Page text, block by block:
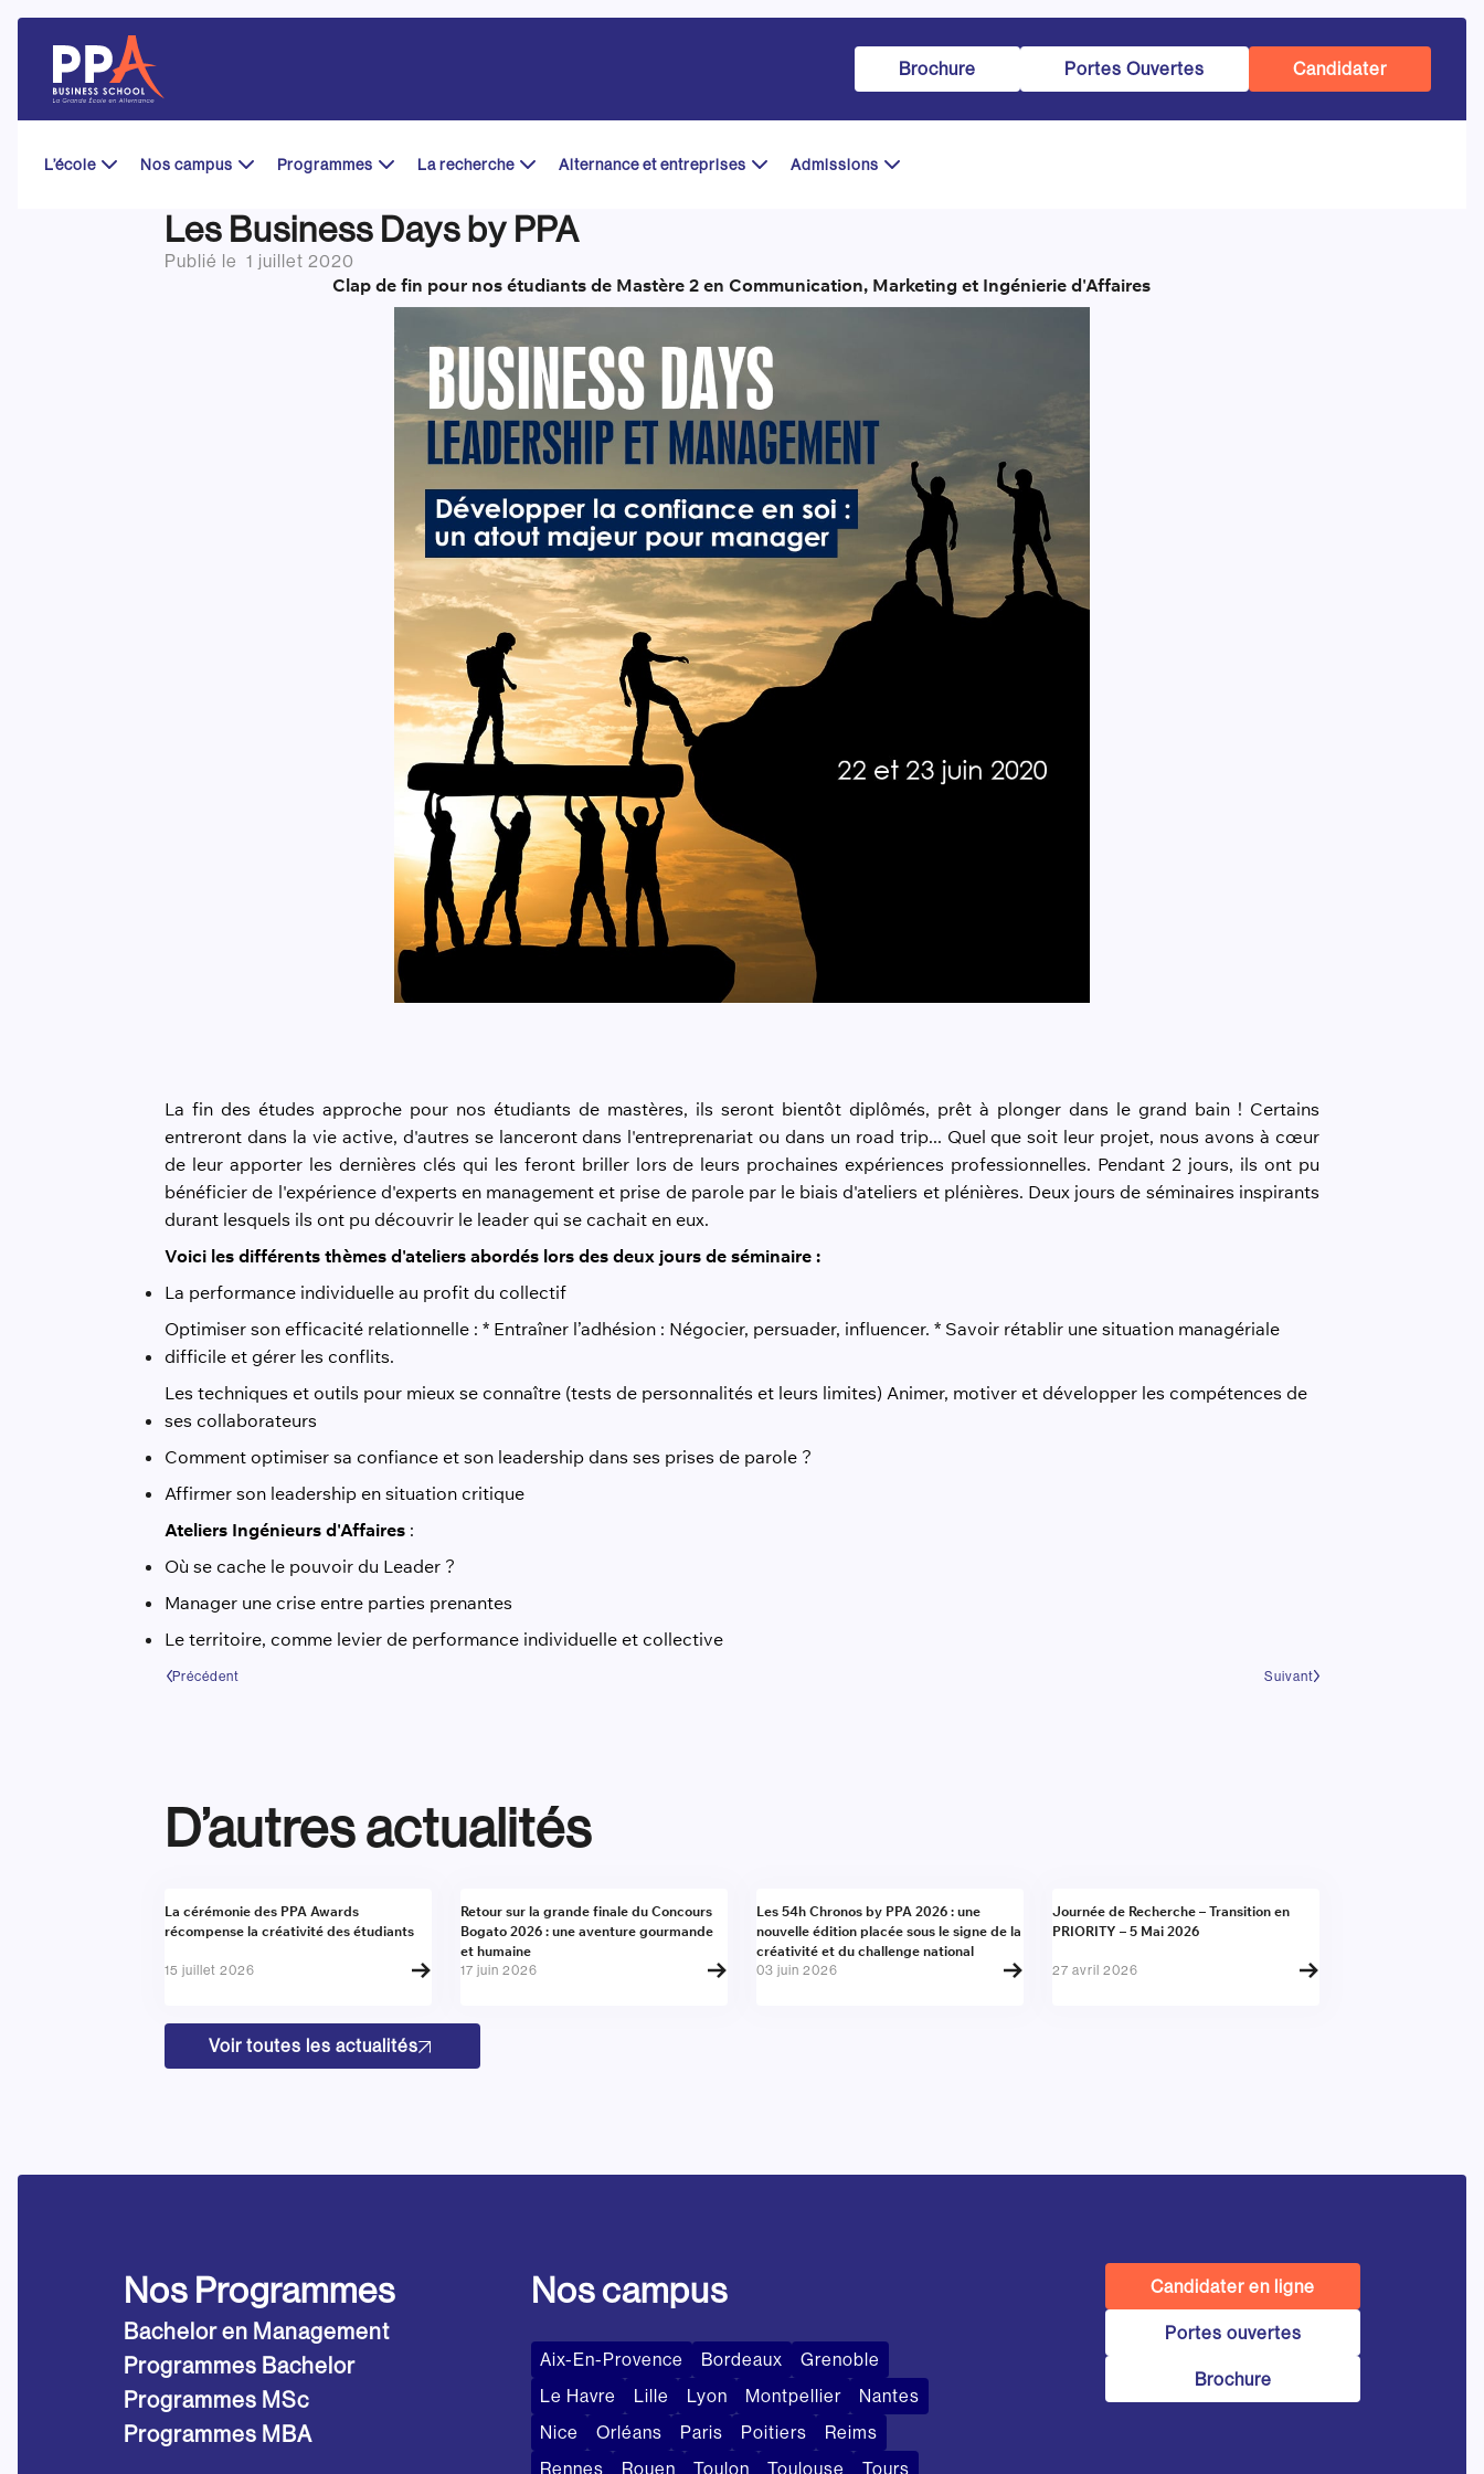
content
Brochure Portes Ouvertes Candidater
L’école Nos campus Programmes La recherche Alternance et entreprises Admissions
Les Business Days by PPA
Publié le1 juillet 2020
Clap de fin pour nos étudiants de Mastère 2 en Communication, Marketing et Ingénierie d'Affaires
La fin des études approche pour nos étudiants de mastères, ils seront bientôt diplômés, prêt à plonger dans le grand bain ! Certains
entreront dans la vie active, d'autres se lanceront dans l'entreprenariat ou dans un road trip... Quel que soit leur projet, nous avons à cœur
de leur apporter les dernières clés qui les feront briller lors de leurs prochaines expériences professionnelles. Pendant 2 jours, ils ont pu
bénéficier de l'expérience d'experts en management et prise de parole par le biais d'ateliers et plénières. Deux jours de séminaires inspirants
durant lesquels ils ont pu découvrir le leader qui se cachait en eux.
Voici les différents thèmes d'ateliers abordés lors des deux jours de séminaire :
La performance individuelle au profit du collectif
Optimiser son efficacité relationnelle : * Entraîner l’adhésion : Négocier, persuader, influencer. * Savoir rétablir une situation managériale
difficile et gérer les conflits.
Les techniques et outils pour mieux se connaître (tests de personnalités et leurs limites) Animer, motiver et développer les compétences de
ses collaborateurs
Comment optimiser sa confiance et son leadership dans ses prises de parole ?
Affirmer son leadership en situation critique
Ateliers Ingénieurs d'Affaires :
Où se cache le pouvoir du Leader ?
Manager une crise entre parties prenantes
Le territoire, comme levier de performance individuelle et collective
Précédent Suivant
D’autres actualités
Actualité
La cérémonie des PPA Awards
récompense la créativité des étudiants
15 juillet 2026
Actualité
Retour sur la grande finale du Concours
Bogato 2026 : une aventure gourmande
et humaine
17 juin 2026
Actualité
Les 54h Chronos by PPA 2026 : une
nouvelle édition placée sous le signe de la
créativité et du challenge national
03 juin 2026
Actualité
Journée de Recherche – Transition en
PRIORITY – 5 Mai 2026
27 avril 2026
Voir toutes les actualités
Nos Programmes
Bachelor en Management
Programmes Bachelor
Programmes MSc
Programmes MBA
Nos campus
Aix-En-Provence Bordeaux
Grenoble
Le Havre
Lille Lyon Montpellier
Nantes
Nice
Orléans Paris Poitiers
Reims
Rennes
Rouen Toulon Toulouse Tours
Candidater en ligne
Portes ouvertes
Brochure